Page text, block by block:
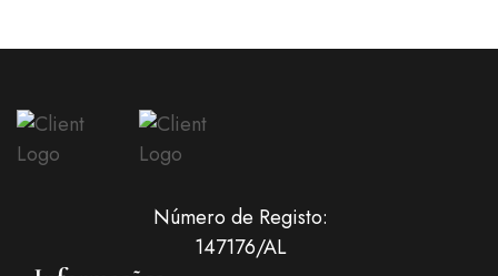
Número de Registo:
147176/AL